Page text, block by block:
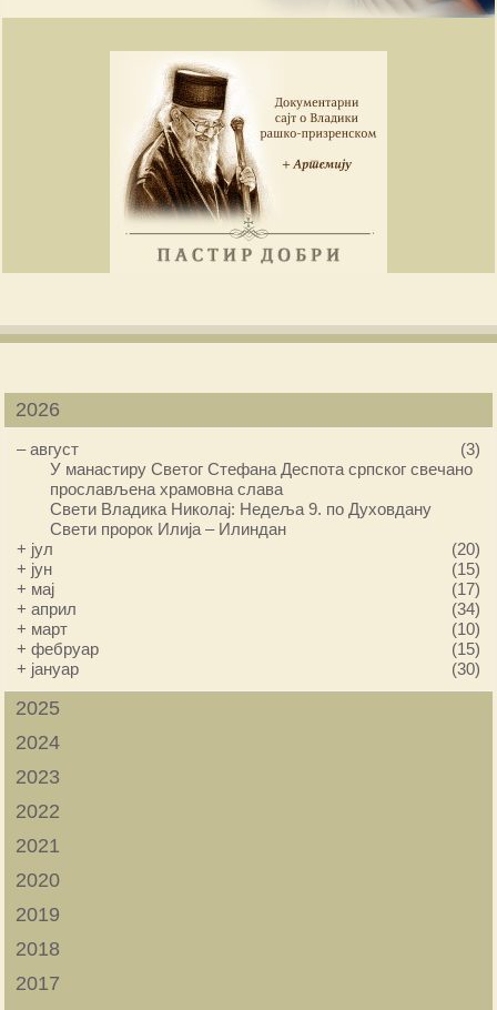
2026
–август
(3)
У манастиру Светог Стефана Деспота српског свечано
прослављена храмовна слава
Свети Владика Николај: Недеља 9. по Духовдану
Свети пророк Илија – Илиндан
+ јул
(20)
+ јун
(15)
+ мај
(17)
+април
(34)
+ март
(10)
+фебруар
(15)
+ јануар (30)
2025
2024
2023
2022
2021
2020
2019
2018
2017